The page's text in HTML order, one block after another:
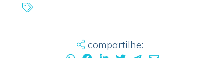
compartilhe: